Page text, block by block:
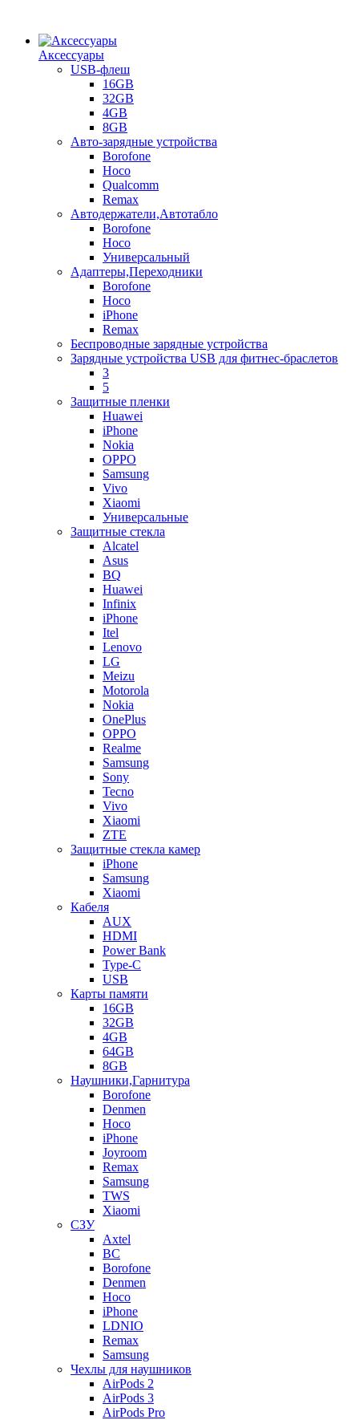
Аксессуары
USB-флеш
16GB
32GB
4GB
8GB
Авто-зарядные устройства
Borofone
Hoco
Qualcomm
Remax
Автодержатели,Автотабло
Borofone
Hoco
Универсальный
Адаптеры,Переходники
Borofone
Hoco
iPhone
Remax
Беспроводные зарядные устройства
Зарядные устройства USB для фитнес-браслетов
3
5
Защитные пленки
Huawei
iPhone
Nokia
OPPO
Samsung
Vivo
Xiaomi
Универсальные
Защитные стекла
Alcatel
Asus
BQ
Huawei
Infinix
iPhone
Itel
Lenovo
LG
Meizu
Motorola
Nokia
OnePlus
OPPO
Realme
Samsung
Sony
Tecno
Vivo
Xiaomi
ZTE
Защитные стекла камер
iPhone
Samsung
Xiaomi
Кабеля
AUX
HDMI
Power Bank
Type-C
USB
Карты памяти
16GB
32GB
4GB
64GB
8GB
Наушники,Гарнитура
Borofone
Denmen
Hoco
iPhone
Joyroom
Remax
Samsung
TWS
Xiaomi
СЗУ
Axtel
BC
Borofone
Denmen
Hoco
iPhone
LDNIO
Remax
Samsung
Чехлы для наушников
AirPods 2
AirPods 3
AirPods Pro